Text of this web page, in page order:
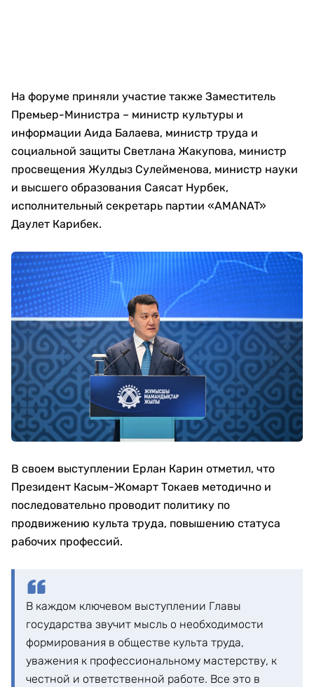
На форуме приняли участие также Заместитель
Премьер-Министра – министр культуры и
информации Аида Балаева, министр труда и
социальной защиты Светлана Жакупова, министр
просвещения Жулдыз Сулейменова, министр науки
и высшего образования Саясат Нурбек,
исполнительный секретарь партии «AMANAT»
Даулет Карибек.
В своем выступлении Ерлан Карин отметил, что
Президент Касым-Жомарт Токаев методично и
последовательно проводит политику по
продвижению культа труда, повышению статуса
рабочих профессий.
В каждом ключевом выступлении Главы
государства звучит мысль о необходимости
формирования в обществе культа труда,
уважения к профессиональному мастерству, к
честной и ответственной работе. Все это в